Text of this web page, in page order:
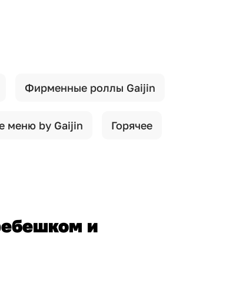
Фирменные роллы Gaijin
меню by Gaijin Горячее
и